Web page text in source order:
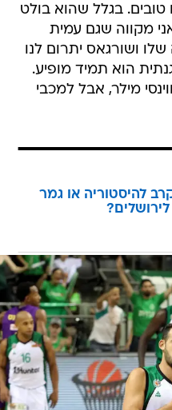
טובים. בגלל שהוא בולט
מקווה שגם עמית
ושורגאס יתרום לנו
הוא תמיד מופיע.
מילר, אבל למכבי
להיסטוריה או גמר